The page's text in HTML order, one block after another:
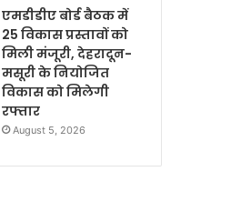
एमडीडीए बोर्ड बैठक में
25 विकास प्रस्तावों को
मिली मंजूरी, देहरादून-
मसूरी के नियोजित
विकास को मिलेगी
रफ्तार
August 5, 2026